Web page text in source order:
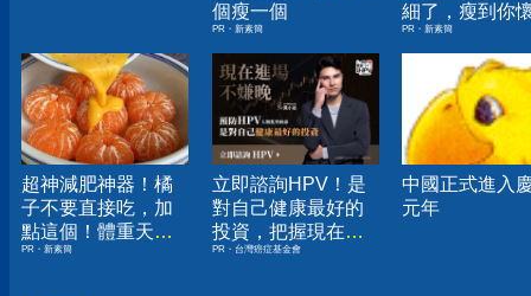
個瘦一個
PR・新素簡
細了，瘦到你
人生
PR・新素簡
超神減肥神器！橘
子不要直接吃，加
點這個！體重天天
下降
PR・新素簡
立即諮詢HPV！是
對自己健康最好的
投資，把握現在不
嫌晚！
PR・台灣癌症基金會
中國正式進入
元年